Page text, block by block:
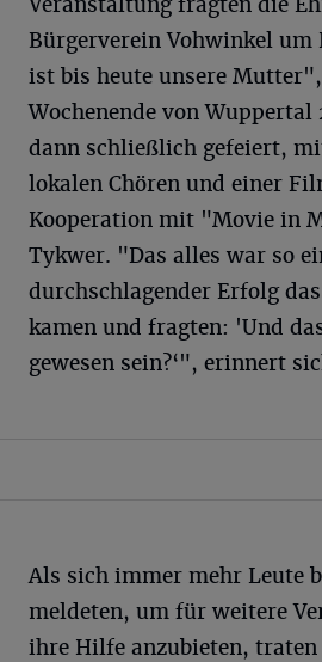
Bürgerverein Vohwinkel
ist bis heute unsere
Wochenende von
dann schließlich gefeiert,
lokalen Chören und einer
Kooperation mit "Movie in
Tykwer. "Das alles war so
durchschlagender Erfolg
kamen und fragten: 'Und
gewesen sein?‘", erinnert
Als sich immer mehr Leute
meldeten, um für weitere
ihre Hilfe anzubieten, traten